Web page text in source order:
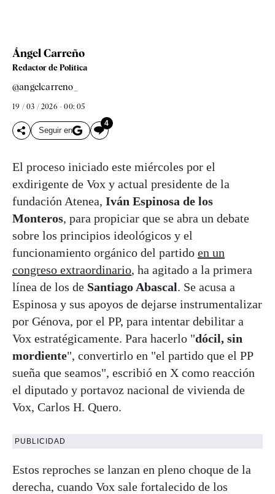
Ángel Carreño
Redactor de Política
@angelcarreno_
19 / 03 / 2026 - 00: 05
Seguir en
4
El proceso iniciado este miércoles por el
exdirigente de Vox y actual presidente de la
fundación Atenea, Iván Espinosa de los
Monteros, para propiciar que se abra un debate
sobre los principios ideológicos y el
funcionamiento orgánico del partido en un
congreso extraordinario, ha agitado a la primera
línea de los de Santiago Abascal. Se acusa a
Espinosa y sus apoyos de dejarse instrumentalizar
por Génova, por el PP, para intentar debilitar a
Vox estratégicamente. Para hacerlo "dócil, sin
mordiente", convertirlo en "el partido que el PP
sueña que seamos", escribió en X como reacción
el diputado y portavoz nacional de vivienda de
Vox, Carlos H. Quero.
PUBLICIDAD
Estos reproches se lanzan en pleno choque de la
derecha, cuando Vox sale fortalecido de los